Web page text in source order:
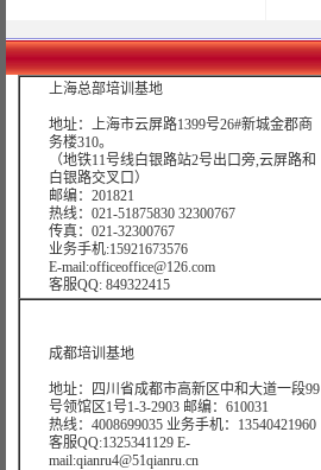
上海总部培训基地
地址：上海市云屏路1399号26#新城金郡商
务楼310。
（地铁11号线白银路站2号出口旁,云屏路和
白银路交叉口）
邮编：201821
热线：021-51875830 32300767
传真：021-32300767
业务手机:15921673576
E-mail:officeoffice@126.com
客服QQ: 849322415
成都培训基地
地址：四川省成都市高新区中和大道一段99
号领馆区1号1-3-2903 邮编：610031
热线：4008699035 业务手机：13540421960
客服QQ:1325341129 E-
mail:qianru4@51qianru.cn